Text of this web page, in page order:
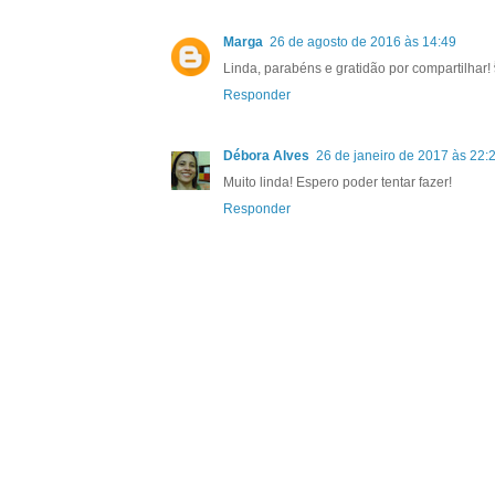
Marga 26 de agosto de 2016 às 14:49
Linda, parabéns e gratidão por compartilhar!
Responder
Débora Alves 26 de janeiro de 2017 às
Muito linda! Espero poder tentar fazer!
Responder